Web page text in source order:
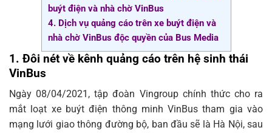
buýt điện và nhà chờ VinBus
4. Dịch vụ quảng cáo trên xe buýt điện và
nhà chờ VinBus độc quyền của Bus Media
1. Đôi nét về kênh quảng cáo trên hệ sinh thái
VinBus
Ngày 08/04/2021, tập đoàn Vingroup chính thức cho ra
mắt loạt xe buýt điện thông minh VinBus tham gia vào
mạng lưới giao thông đường bộ, ban đầu sẽ là Hà Nội, sau